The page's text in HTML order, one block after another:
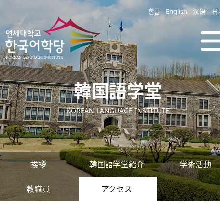
한글 English 汉语 日
韓国語学堂
KOREAN LANGUAGE INSTITUTE
挨拶 韓国語学堂紹介 学術活動
教職員 アクセス